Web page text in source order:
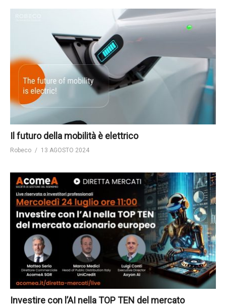
Il futuro della mobilità è elettrico
Robeco 13 AGOSTO 2024
Investire con l’AI nella TOP TEN del mercato